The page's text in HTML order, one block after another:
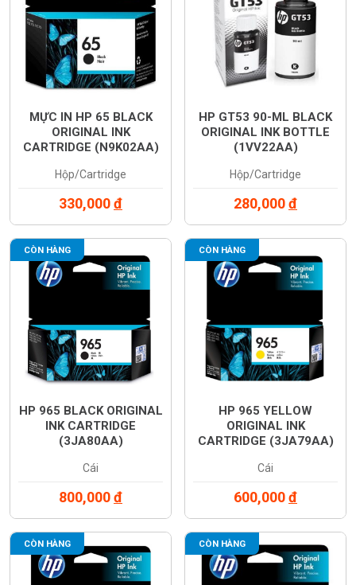
MỰC IN HP 65 BLACK
ORIGINAL INK
CARTRIDGE (N9K02AA)
Hộp/Cartridge
330,000đ
HP GT53 90-ML BLACK
ORIGINAL INK BOTTLE
(1VV22AA)
Hộp/Cartridge
280,000đ
CÒN HÀNG
HP 965 BLACK ORIGINAL
INK CARTRIDGE
(3JA80AA)
Cái
800,000đ
CÒN HÀNG
HP 965 YELLOW
ORIGINAL INK
CARTRIDGE (3JA79AA)
Cái
600,000đ
CÒN HÀNG CÒN HÀNG